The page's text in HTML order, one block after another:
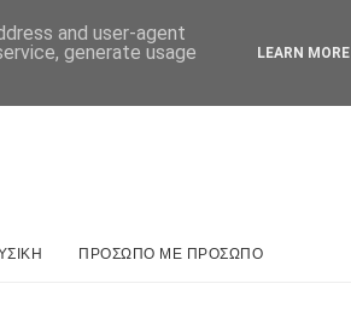
ΠΡΟΣΩΠΟ ΜΕ ΠΡΟΣΩΠΟ
and user-agent
generate usage
LEARN MORE